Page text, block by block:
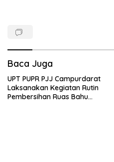
Baca Juga
UPT PUPR PJJ Campurdarat
Laksanakan Kegiatan Rutin
Pembersihan Ruas Bahu